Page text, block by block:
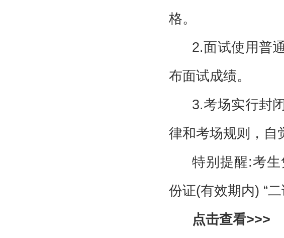
格。
2.面试使用普
布面试成绩。
3.考场实行封
律和考场规则，自
特别提醒:考
份证(有效期内) “二
点击查看>>>